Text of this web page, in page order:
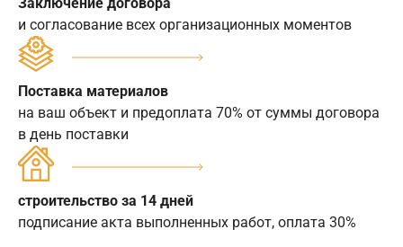
Заключение договора
и согласование всех организационных моментов
Поставка материалов
на ваш объект и предоплата 70% от суммы договора
в день поставки
строительство за 14 дней
подписание акта выполненных работ, оплата 30%